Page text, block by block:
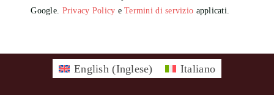
Google. Privacy Policy eTermini di servizio applicati.
English (Inglese) Italiano